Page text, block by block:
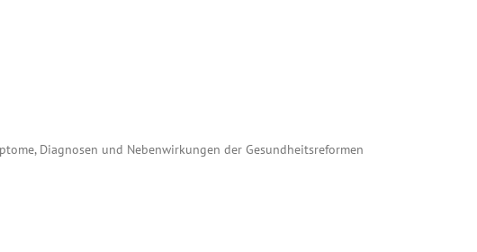
Diagnosen und Nebenwirkungen der Gesundheitsreformen